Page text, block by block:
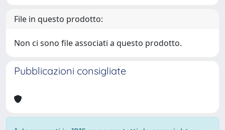
File in questo prodotto:
Non ci sono file associati a questo prodotto.
Pubblicazioni consigliate